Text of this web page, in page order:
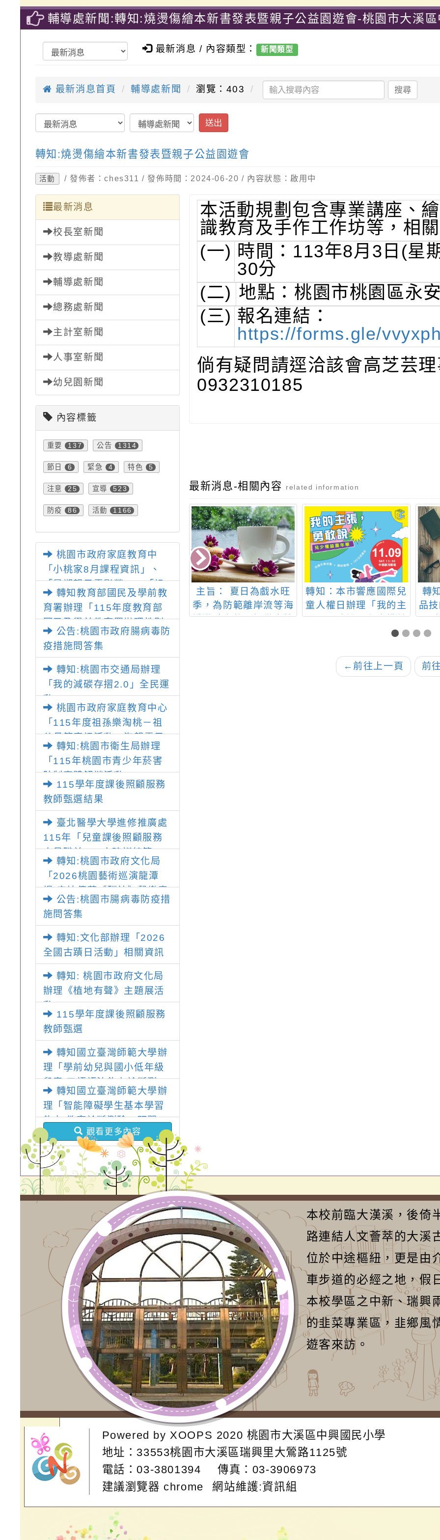
輔導處新聞:轉知:燒燙傷繪本新書發表暨親子公益園遊會-桃園市大溪
最新消息 / 內容類型： 新聞類型
最新消息首頁 輔導處新聞 瀏覽：403 搜尋
送出
轉知:燒燙傷繪本新書發表暨親子公益園遊會
活動 / 發佈者：ches311 / 發佈時間：2024-06-20 / 內容狀態：啟用中
最新消息
校長室新聞
教導處新聞
輔導處新聞
總務處新聞
主計室新聞
人事室新聞
幼兒園新聞
內容標籤
重要 137 公告 1314
節日 6 緊急 4 特色 5
注意 25 宣導 523
防疫 86 活動 1166
桃園市政府家庭教育中
「小桃家8月課程資訊」、
「暑期親子電影營」、「祖
孫樂淘桃」、「愛『原原』
不絕-親子共學同樂會」、
「邁向下一站幸福系列講座
及成長團體」海報各1份
轉知教育部國民及學前教
育署辦理「115年度教育部
國民及學前教育署辦理性別
平等教育建置課程與教學人
才庫實施計畫」一案， 請教
師踴躍提出申請，請查照。
公告:桃園市政府腸病毒防
疫措施問答集
轉知:桃園市交通局辦理
「我的減碳存摺2.0」全民運
動
桃園市政府家庭教育中心
「115年度祖孫樂淘桃－祖
父母節慶祝活動」海報電子
檔，請貴單位協助鼓勵所屬
同仁及所屬機關（構）、學
校、民眾踴躍報名參加，請
查照
轉知:桃園市衛生局辦理
「115年桃園市青少年菸害
防制實體解謎活動」
115學年度課後照顧服務
教師甄選結果
臺北醫學大學進修推廣處
115年「兒童課後照顧服務
人員職前180小時訓練第20
期」招生資訊
轉知:桃園市政府文化局
「2026桃園藝術巡演龍潭
場-宋坤傳藝《酬神》擊樂表
演」
公告:桃園市腸病毒防疫措
施問答集
轉知:文化部辦理「2026
全國古蹟日活動」相關資訊
轉知: 桃園市政府文化局
辦理《植地有聲》主題展活
動
115學年度課後照顧服務
教師甄選
轉知國立臺灣師範大學辦
理「學前幼兒與國小低年級
兒童 口語語法能力診斷測
驗」研習
轉知國立臺灣師範大學辦
理「智能障礙學生基本學習
能力 教育診斷測驗」研習
觀看更多內容
本活動規劃包含專業講座、
識教育及手作工作坊等，相關
(一) 時間：113年8月3日(星
30分
(二) 地點：桃園市桃園區永
(三) 報名連結：
https://forms.gle/
倘有疑問請逕洽該會高芝芸理
0932310185
最新消息-相關內容 related information
光－桃園市第
代表成果發表
活動訊息
主旨： 檢送本市霞雲
國小辦理110學年度健
康促進學校─「性教育
(含愛滋病防治)」親子
繪本創作競賽實施計畫
1份，請鼓勵學生踴躍
投件，請查照。
主旨： 夏日為戲水旺
季，為防範離岸流等海
域遊憩事故，提供本校
轉知：本市響應國際兒
童人權日辦理「我的主
張．勇敢說」兒少權益
轉
品
屆
食安
← 前往上一頁 前
本校前臨大漢溪，後倚
路連結人文薈萃的大溪
位於中途樞紐，更是由
車步道的必經之地，假
本校學區之中新、瑞興
的韭菜專業區，韭鄉風
遊客來訪。
Powered byXOOPS 2020 桃園市大溪區中興國民小學
地址： 33553桃園市大溪區瑞興里大鶯路1125號
電話：03-3801394
傳真：03-3906973
建議瀏覽器 chrome
網站維護:資訊組